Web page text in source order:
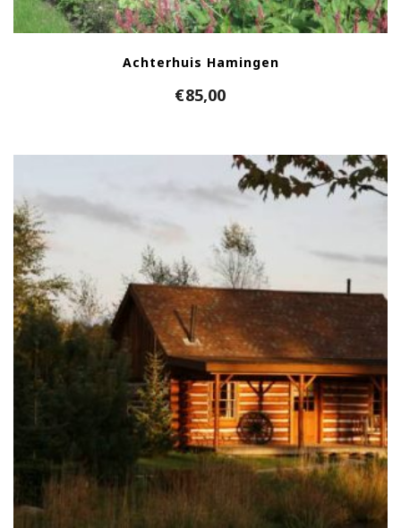
Achterhuis Hamingen
€85,00